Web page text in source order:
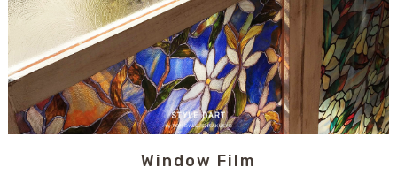
Window Film